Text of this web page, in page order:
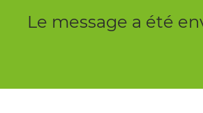
Le message a été